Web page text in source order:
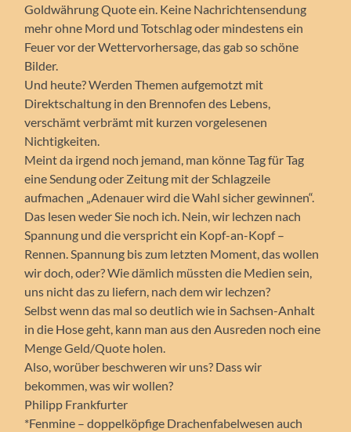
Goldwährung Quote ein. Keine Nachrichtensendung
mehr ohne Mord und Totschlag oder mindestens ein
Feuer vor der Wettervorhersage, das gab so schöne
Bilder.
Und heute? Werden Themen aufgemotzt mit
Direktschaltung in den Brennofen des Lebens,
verschämt verbrämt mit kurzen vorgelesenen
Nichtigkeiten.
Meint da irgend noch jemand, man könne Tag für Tag
eine Sendung oder Zeitung mit der Schlagzeile
aufmachen „Adenauer wird die Wahl sicher gewinnen“.
Das lesen weder Sie noch ich. Nein, wir lechzen nach
Spannung und die verspricht ein Kopf-an-Kopf –
Rennen. Spannung bis zum letzten Moment, das wollen
wir doch, oder? Wie dämlich müssten die Medien sein,
uns nicht das zu liefern, nach dem wir lechzen?
Selbst wenn das mal so deutlich wie in Sachsen-Anhalt
in die Hose geht, kann man aus den Ausreden noch eine
Menge Geld/Quote holen.
Also, worüber beschweren wir uns? Dass wir
bekommen, was wir wollen?
Philipp Frankfurter
*Fenmine – doppelköpfige Drachenfabelwesen auch